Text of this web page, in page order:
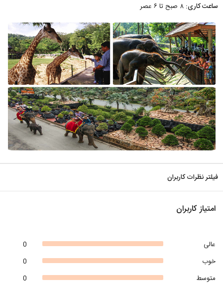
ساعت کاری:
فیلتر نظرات کاربران
امتیاز کاربران
0
عالی
0
خوب
0
متوسط